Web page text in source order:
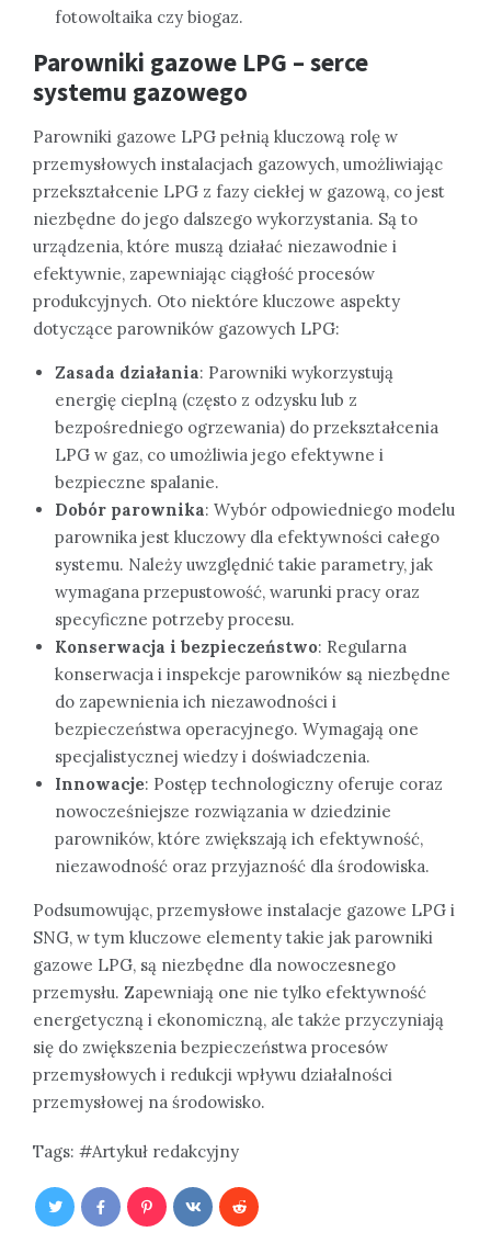
fotowoltaika czy biogaz.
Parowniki gazowe LPG – serce
systemu gazowego
Parowniki gazowe LPG pełnią kluczową rolę w
przemysłowych instalacjach gazowych, umożliwiając
przekształcenie LPG z fazy ciekłej w gazową, co jest
niezbędne do jego dalszego wykorzystania. Są to
urządzenia, które muszą działać niezawodnie i
efektywnie, zapewniając ciągłość procesów
produkcyjnych. Oto niektóre kluczowe aspekty
dotyczące parowników gazowych LPG:
Zasada działania: Parowniki wykorzystują
energię cieplną (często z odzysku lub z
bezpośredniego ogrzewania) do przekształcenia
LPG w gaz, co umożliwia jego efektywne i
bezpieczne spalanie.
Dobór parownika: Wybór odpowiedniego modelu
parownika jest kluczowy dla efektywności całego
systemu. Należy uwzględnić takie parametry, jak
wymagana przepustowość, warunki pracy oraz
specyficzne potrzeby procesu.
Konserwacja i bezpieczeństwo: Regularna
konserwacja i inspekcje parowników są niezbędne
do zapewnienia ich niezawodności i
bezpieczeństwa operacyjnego. Wymagają one
specjalistycznej wiedzy i doświadczenia.
Innowacje: Postęp technologiczny oferuje coraz
nowocześniejsze rozwiązania w dziedzinie
parowników, które zwiększają ich efektywność,
niezawodność oraz przyjazność dla środowiska.
Podsumowując, przemysłowe instalacje gazowe LPG i
SNG, w tym kluczowe elementy takie jak parowniki
gazowe LPG, są niezbędne dla nowoczesnego
przemysłu. Zapewniają one nie tylko efektywność
energetyczną i ekonomiczną, ale także przyczyniają
się do zwiększenia bezpieczeństwa procesów
przemysłowych i redukcji wpływu działalności
przemysłowej na środowisko.
Tags: Artykuł redakcyjny